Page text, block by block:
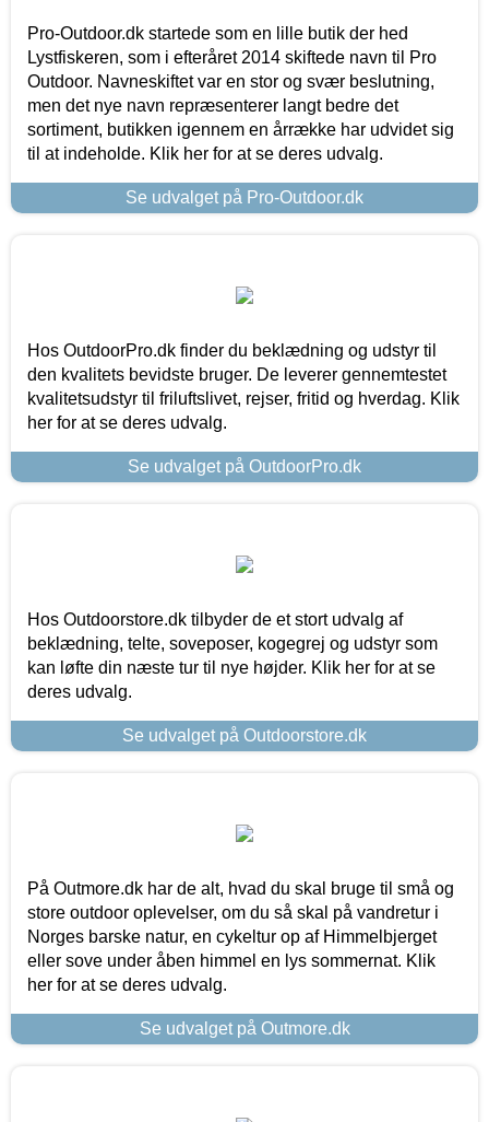
Pro-Outdoor.dk startede som en lille butik der hed
Lystfiskeren, som i efteråret 2014 skiftede navn til Pro
Outdoor. Navneskiftet var en stor og svær beslutning,
men det nye navn repræsenterer langt bedre det
sortiment, butikken igennem en årrække har udvidet sig
til at indeholde. Klik her for at se deres udvalg.
Se udvalget på Pro-Outdoor.dk
Hos OutdoorPro.dk finder du beklædning og udstyr til
den kvalitets bevidste bruger. De leverer gennemtestet
kvalitetsudstyr til friluftslivet, rejser, fritid og hverdag. Klik
her for at se deres udvalg.
Se udvalget på OutdoorPro.dk
Hos Outdoorstore.dk tilbyder de et stort udvalg af
beklædning, telte, soveposer, kogegrej og udstyr som
kan løfte din næste tur til nye højder. Klik her for at se
deres udvalg.
Se udvalget på Outdoorstore.dk
På Outmore.dk har de alt, hvad du skal bruge til små og
store outdoor oplevelser, om du så skal på vandretur i
Norges barske natur, en cykeltur op af Himmelbjerget
eller sove under åben himmel en lys sommernat. Klik
her for at se deres udvalg.
Se udvalget på Outmore.dk